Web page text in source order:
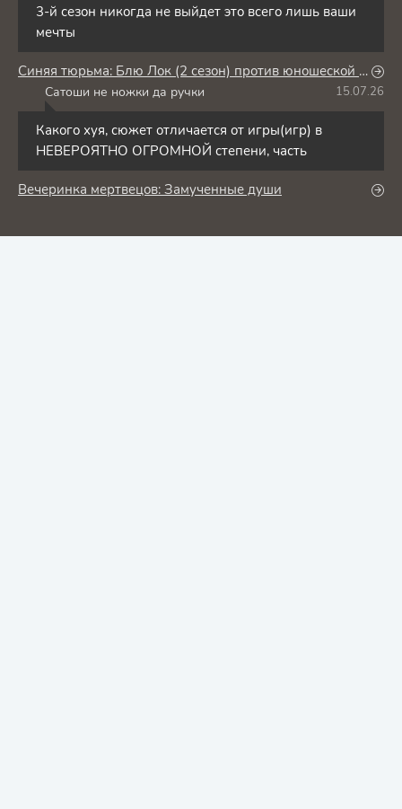
3-й сезон никогда не выйдет это всего лишь ваши
мечты
Синяя тюрьма: Блю Лок (2 сезон) против юношеской сборной Японии
Сатоши не ножки да ручки 15.07.26
Какого хуя, сюжет отличается от игры(игр) в
НЕВЕРОЯТНО ОГРОМНОЙ степени, часть
Вечеринка мертвецов: Замученные души